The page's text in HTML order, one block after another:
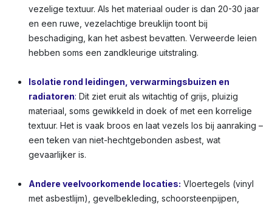
vezelige textuur. Als het materiaal ouder is dan 20-30 jaar
en een ruwe, vezelachtige breuklijn toont bij
beschadiging, kan het asbest bevatten. Verweerde leien
hebben soms een zandkleurige uitstraling.
Isolatie rond leidingen, verwarmingsbuizen en
radiatoren: Dit ziet eruit als witachtig of grijs, pluizig
materiaal, soms gewikkeld in doek of met een korrelige
textuur. Het is vaak broos en laat vezels los bij aanraking –
een teken van niet-hechtgebonden asbest, wat
gevaarlijker is.
Andere veelvoorkomende locaties: Vloertegels (vinyl
met asbestlijm), gevelbekleding, schoorsteenpijpen,